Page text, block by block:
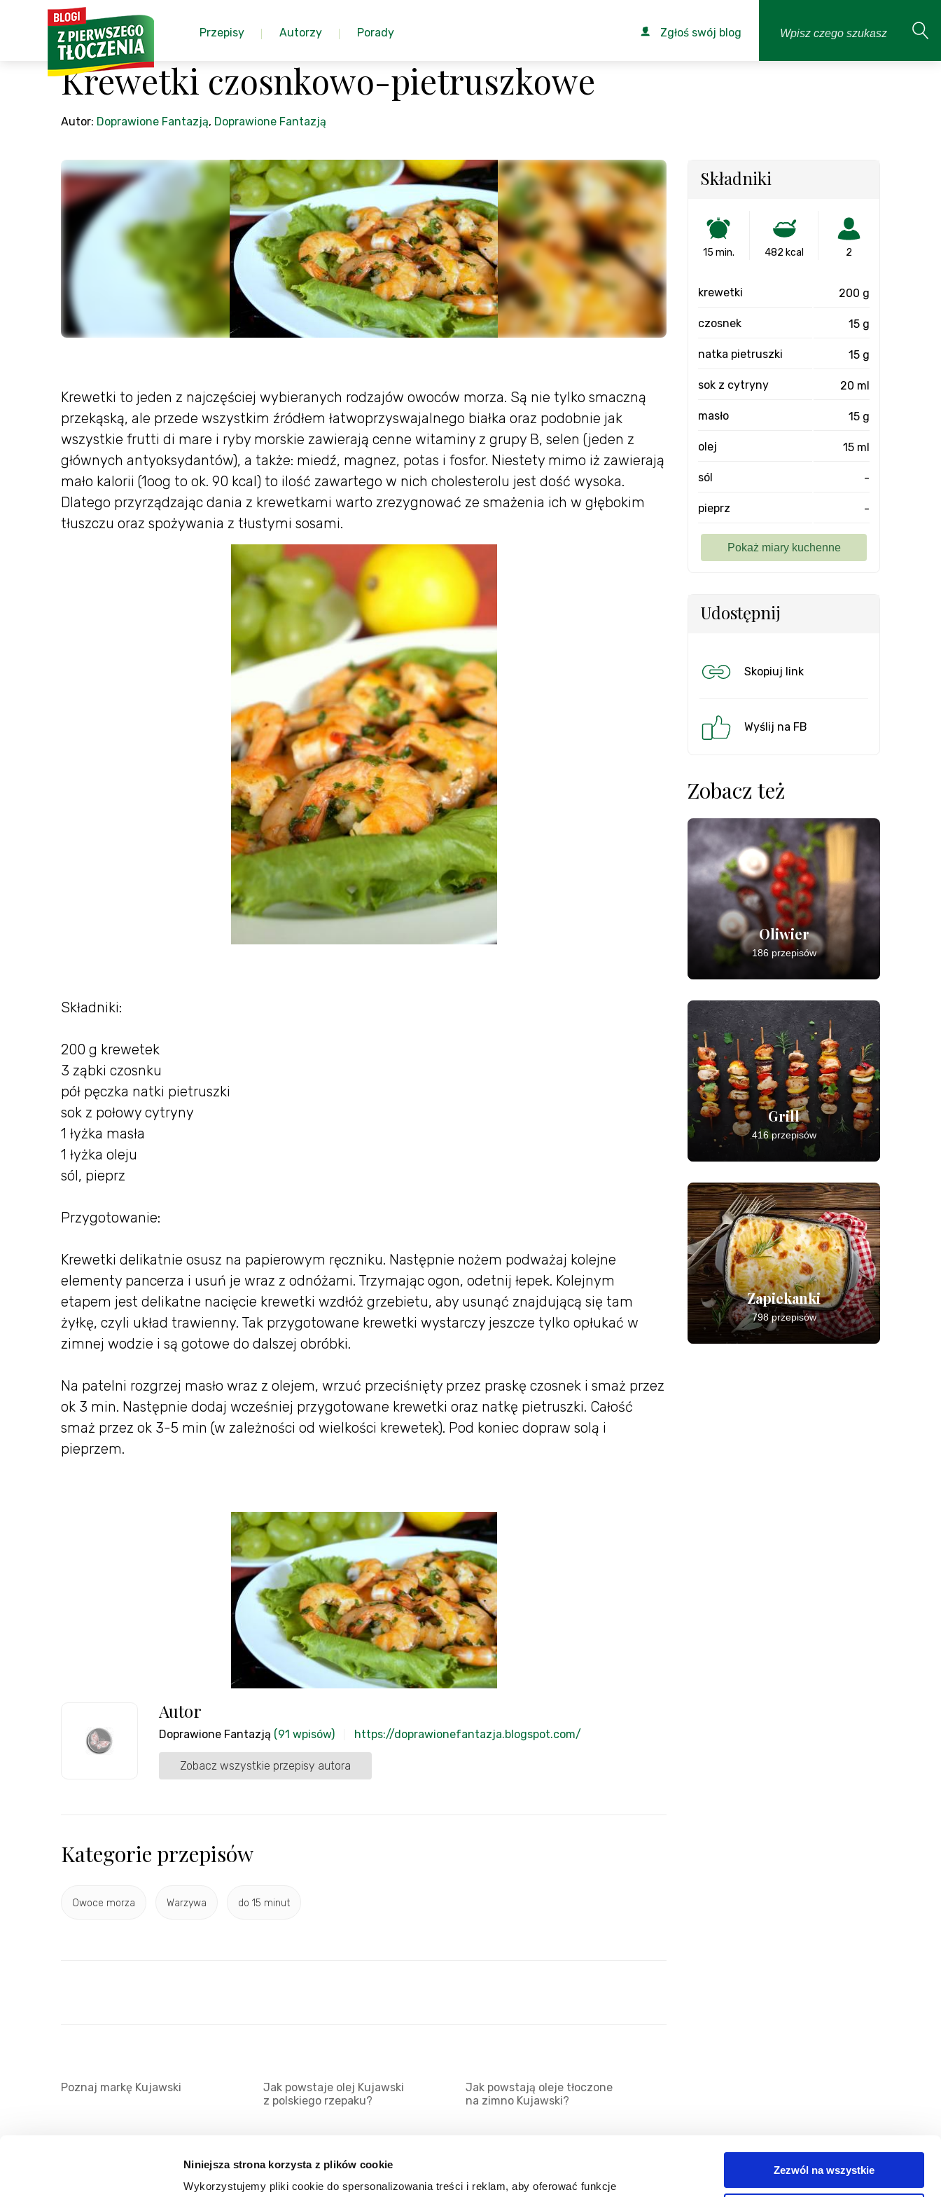
Niniejsza strona korzysta z plików cookie
Wykorzystujemy pliki cookie do spersonalizowania treści i reklam, aby oferować funkcje
Zezwól na wszystkie
Przepisy Autorzy Porady Zgłoś swój blog
Krewetki czosnkowo-pietruszkowe
Autor: Doprawione Fantazją, Doprawione Fantazją
Krewetki to jeden z najczęściej wybieranych rodzajów owoców morza. Są nie tylko smaczną
przekąską, ale przede wszystkim źródłem łatwoprzyswajalnego białka oraz podobnie jak
wszystkie frutti di mare i ryby morskie zawierają cenne witaminy z grupy B, selen (jeden z
głównych antyoksydantów), a także: miedź, magnez, potas i fosfor. Niestety mimo iż zawierają
mało kalorii (1oog to ok. 90 kcal) to ilość zawartego w nich cholesterolu jest dość wysoka.
Dlatego przyrządzając dania z krewetkami warto zrezygnować ze smażenia ich w głębokim
tłuszczu oraz spożywania z tłustymi sosami.
Składniki:
200 g krewetek
3 ząbki czosnku
pół pęczka natki pietruszki
sok z połowy cytryny
1 łyżka masła
1 łyżka oleju
sól, pieprz
Przygotowanie:
Krewetki delikatnie osusz na papierowym ręczniku. Następnie nożem podważaj kolejne
elementy pancerza i usuń je wraz z odnóżami. Trzymając ogon, odetnij łepek. Kolejnym
etapem jest delikatne nacięcie krewetki wzdłóż grzebietu, aby usunąć znajdującą się tam
żyłkę, czyli układ trawienny. Tak przygotowane krewetki wystarczy jeszcze tylko opłukać w
zimnej wodzie i są gotowe do dalszej obróbki.
Na patelni rozgrzej masło wraz z olejem, wrzuć przeciśnięty przez praskę czosnek i smaż przez
ok 3 min. Następnie dodaj wcześniej przygotowane krewetki oraz natkę pietruszki. Całość
smaż przez ok 3-5 min (w zależności od wielkości krewetek). Pod koniec dopraw solą i
pieprzem.
Autor
Doprawione Fantazją (91 wpisów) https://doprawionefantazja.blogspot.com/
Zobacz wszystkie przepisy autora
Kategorie przepisów
Owoce morza Warzywa do 15 minut
Składniki
15 min. 482 kcal 2
krewetki 200 g
czosnek 15 g
natka pietruszki 15 g
sok z cytryny 20 ml
masło 15 g
olej 15 ml
sól -
pieprz -
Udostępnij
Skopiuj link
Wyślij na FB
Zobacz też
Oliwier
186 przepisów
Grill
416 przepisów
Zapiekanki
798 przepisów
Poznaj markę Kujawski
Jak powstaje olej Kujawski
z polskiego rzepaku?
Jak powstają oleje tłoczone
na zimno Kujawski?
Mapa serwisu Kategorie